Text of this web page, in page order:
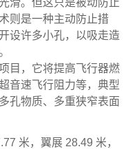
目，它将提高飞行器燃
音速飞行阻力等，典型
孔物质、多重狭窄表面
米，翼展 28.49 米，